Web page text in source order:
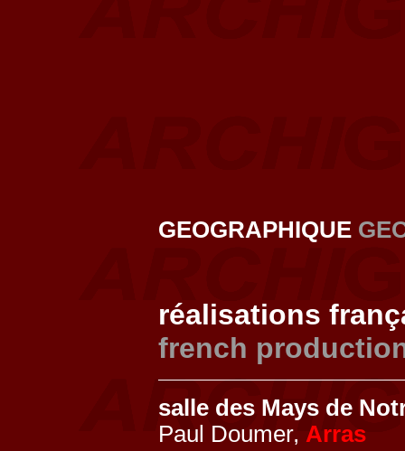
GEOGRAPHIQUE
réalisations
french
salle des Mays de
Paul Doumer, Arras